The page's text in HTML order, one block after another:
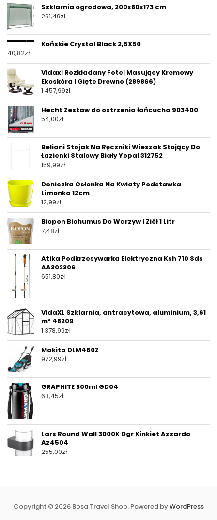
Szklarnia ogrodowa, 200x80x173 cm
261,49zł
Końskie Crystal Black 2,5X50
40,82zł
Vidaxl Rozkładany Fotel Masujący Kremowy
Ekoskóra I Gięte Drewno (289866)
1 457,99zł
Hecht Zestaw do ostrzenia łańcucha 903400
54,00zł
Beliani Stojak Na Ręczniki Wieszak Stojący Do
Łazienki Stalowy Biały Yopal 312752
159,99zł
Doniczka Osłonka Na Kwiaty Podstawka
Limonka 12cm
12,99zł
Biopon Biohumus Do Warzyw I Ziół 1 Litr
7,48zł
Atika Podkrzesywarka Elektryczna Ksh 710 Sds
AA302306
651,80zł
VidaXL Szklarnia, antracytowa, aluminium, 3,61
m² 48209
1 378,99zł
Makita DLM460Z
972,99zł
GRAPHITE 800ml GD04
63,45zł
Lars Round Wall 3000K Dgr Kinkiet Azzardo
Az4504
255,00zł
Copyright © 2026 Bosa Travel Shop. Powered byWordPress